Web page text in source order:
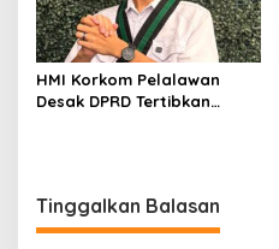
HMI Korkom Pelalawan
Desak DPRD Tertibkan
Tinggalkan Balasan